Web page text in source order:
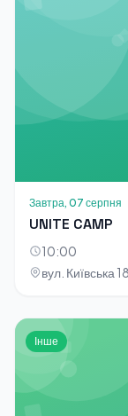
Завтра, 07 серпня
UNITE CAMP
10:00
Інше